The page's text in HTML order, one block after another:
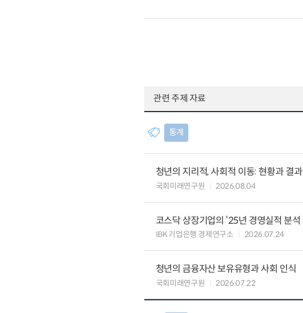
관련 주제 자료
통계
청년의 지리적, 사회적 이동: 현황과 결과
국회미래연구원 2026.08.04
코스닥 상장기업의 ‘25년 경영실적 분석
IBK 기업은행 경제연구소 2026.07.24
청년의 금융자산 보유유형과 사회 인식
국회미래연구원 2026.07.22